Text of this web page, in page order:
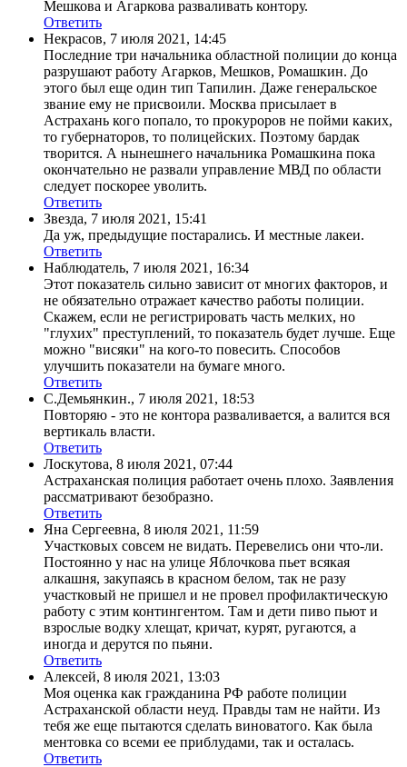
Мешкова и Агаркова разваливать контору.
Ответить
Некрасов, 7 июля 2021, 14:45
Последние три начальника областной полиции до конца
разрушают работу Агарков, Мешков, Ромашкин. До
этого был еще один тип Тапилин. Даже генеральское
звание ему не присвоили. Москва присылает в
Астрахань кого попало, то прокуроров не пойми каких,
то губернаторов, то полицейских. Поэтому бардак
творится. А нынешнего начальника Ромашкина пока
окончательно не развали управление МВД по области
следует поскорее уволить.
Ответить
Звезда, 7 июля 2021, 15:41
Да уж, предыдущие постарались. И местные лакеи.
Ответить
Наблюдатель, 7 июля 2021, 16:34
Этот показатель сильно зависит от многих факторов, и
не обязательно отражает качество работы полиции.
Скажем, если не регистрировать часть мелких, но
"глухих" преступлений, то показатель будет лучше. Еще
можно "висяки" на кого-то повесить. Способов
улучшить показатели на бумаге много.
Ответить
С.Демьянкин., 7 июля 2021, 18:53
Повторяю - это не контора разваливается, а валится вся
вертикаль власти.
Ответить
Лоскутова, 8 июля 2021, 07:44
Астраханская полиция работает очень плохо. Заявления
рассматривают безобразно.
Ответить
Яна Сергеевна, 8 июля 2021, 11:59
Участковых совсем не видать. Перевелись они что-ли.
Постоянно у нас на улице Яблочкова пьет всякая
алкашня, закупаясь в красном белом, так не разу
участковый не пришел и не провел профилактическую
работу с этим контингентом. Там и дети пиво пьют и
взрослые водку хлещат, кричат, курят, ругаются, а
иногда и дерутся по пьяни.
Ответить
Алексей, 8 июля 2021, 13:03
Моя оценка как гражданина РФ работе полиции
Астраханской области неуд. Правды там не найти. Из
тебя же еще пытаются сделать виноватого. Как была
ментовка со всеми ее приблудами, так и осталась.
Ответить